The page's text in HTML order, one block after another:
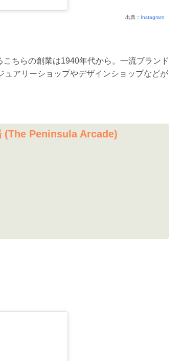
出典： Instagram
ちらの創業は1940年代から。一流ブランド
アリーショップやデザインショップなどが
(The Peninsula Arcade)